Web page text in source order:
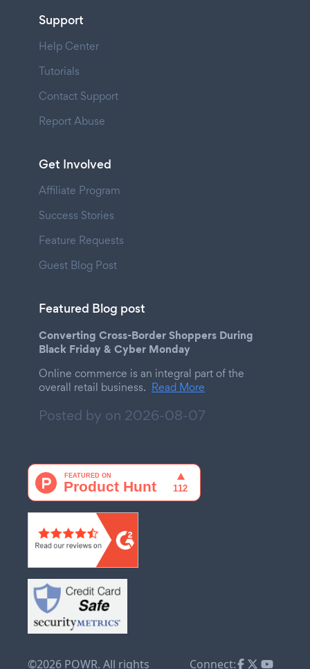
Support
Help Center
Tutorials
Contact Support
Report Abuse
Get Involved
Affiliate Program
Success Stories
Feature Requests
Guest Blog Post
Featured Blog post
Converting Cross-Border Shoppers During
Black Friday & Cyber Monday
Online commerce is an integral part of the
overall retail business. Read More
Posted by on 2026-08-07
©2026 POWR. All rights Connect: